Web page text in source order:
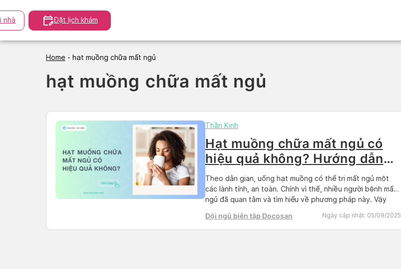
to
content
nhà Đặt lịch khám
Home - hạt muồng chữa mất ngủ
hạt muồng chữa mất ngủ
Thần Kinh
Hạt muồng chữa mất ngủ có
hiệu quả không? Hướng dẫn
và lưu ý khi dùng
Theo dân gian, uống hạt muồng có thể trị mất ngủ một
các lành tính, an toàn. Chính vì thế, nhiều người bệnh mất
ngủ đã quan tâm và tìm hiểu về phương pháp này. Vậy
sự mang lại hiệu quả cải thiện […]
Đội ngũ biên tập Docosan Ngày cập nhật: 05/09/2025